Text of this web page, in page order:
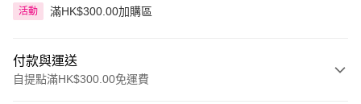
活動 滿HK$300.00加購區
付款與運送
自提點滿HK$300.00免運費